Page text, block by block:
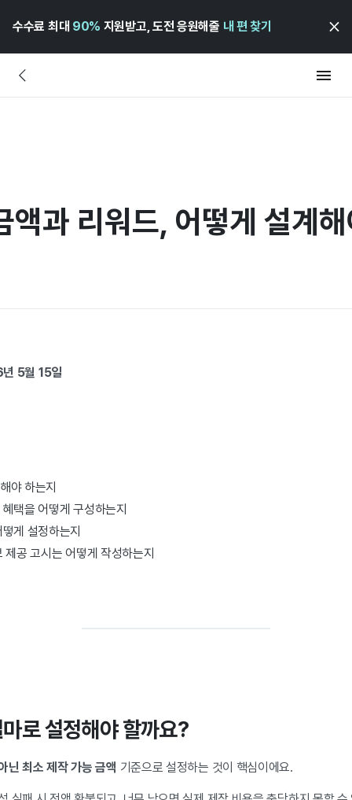
수수료 최대 90% 지원받고, 도전 응원해줄 내 편 찾기
액과 리워드, 어떻게 설계
5월 15일
야 하는지
택을 어떻게 구성하는지
게 설정하는지
공 고시는 어떻게 작성하는지
로 설정해야 할까요?
닌 최소 제작 가능 금액 기준으로 설정하는 것이 핵심이에요.